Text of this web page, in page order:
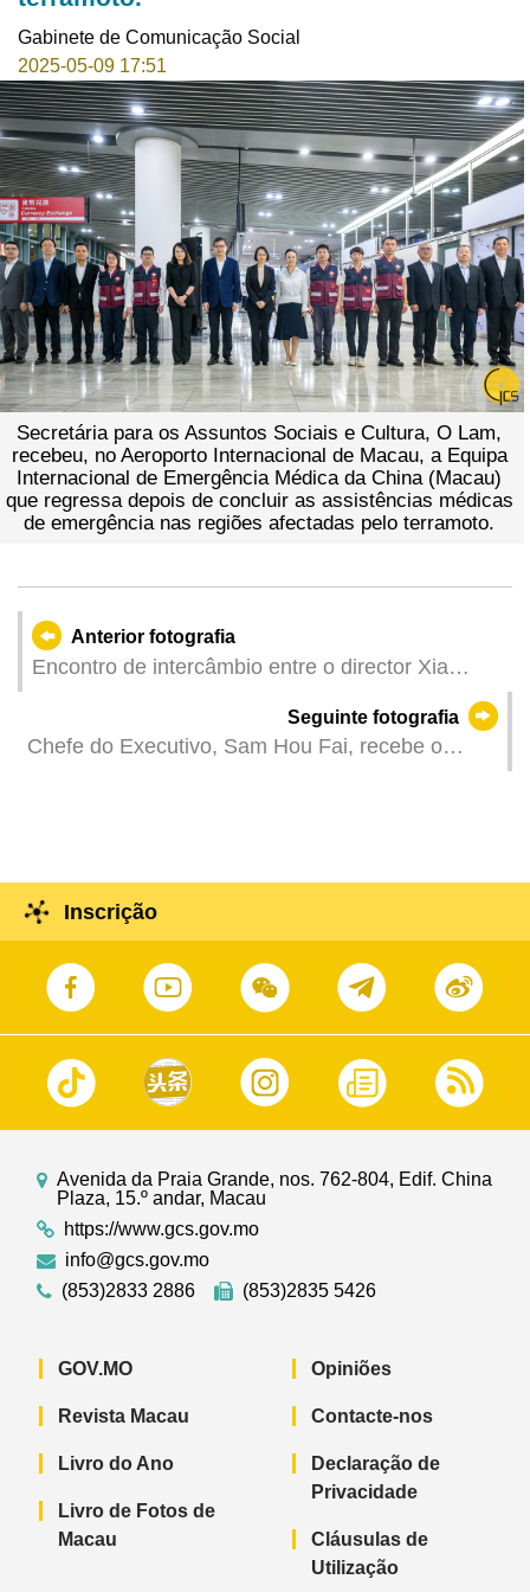
Gabinete de Comunicação Social
2025-05-09 17:51
Secretária para os Assuntos Sociais e Cultura, O Lam,
recebeu, no Aeroporto Internacional de Macau, a Equipa
Internacional de Emergência Médica da China (Macau)
que regressa depois de concluir as assistências médicas
de emergência nas regiões afectadas pelo terramoto.
Anterior fotografia
Encontro de intercâmbio entre o director Xia
Baolong e responsáveis das associações sob o
princípio do amor pela Pátria e por Macau.
Seguinte fotografia
Chefe do Executivo, Sam Hou Fai, recebe o
Conselho de Estado, Xia Baolong, que se
encontra de visita a Macau.
Inscrição
Avenida da Praia Grande, nos. 762-804, Edif. China
Plaza, 15.º andar, Macau
https://www.gcs.gov.mo
info@gcs.gov.mo
(853)2833 2886
(853)2835 5426
GOV.MO
Revista Macau
Livro do Ano
Livro de Fotos de
Macau
Opiniões
Contacte-nos
Declaração de
Privacidade
Cláusulas de
Utilização